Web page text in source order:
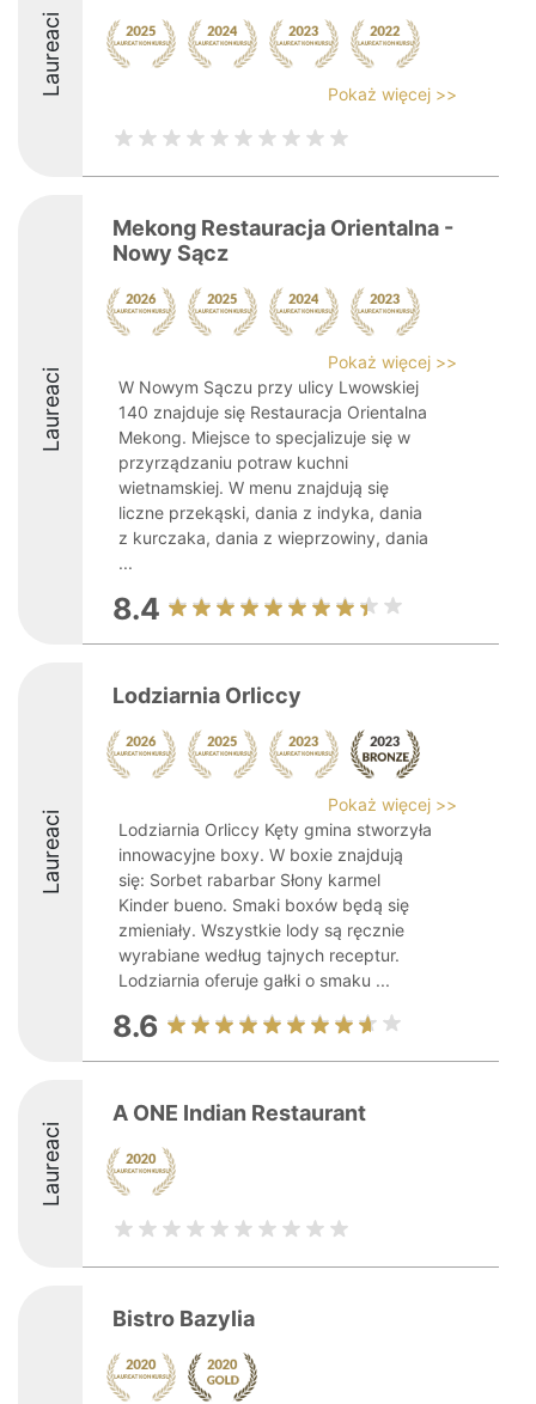
Laureaci Pokaż więcej >>
Laureaci
Mekong Restauracja Orientalna -
Nowy Sącz
Pokaż więcej >>
W Nowym Sączu przy ulicy Lwowskiej
140 znajduje się Restauracja Orientalna
Mekong. Miejsce to specjalizuje się w
przyrządzaniu potraw kuchni
wietnamskiej. W menu znajdują się
liczne przekąski, dania z indyka, dania
z kurczaka, dania z wieprzowiny, dania
...
8.4
Laureaci
Lodziarnia Orliccy
Pokaż więcej >>
Lodziarnia Orliccy Kęty gmina stworzyła
innowacyjne boxy. W boxie znajdują
się: Sorbet rabarbar Słony karmel
Kinder bueno. Smaki boxów będą się
zmieniały. Wszystkie lody są ręcznie
wyrabiane według tajnych receptur.
Lodziarnia oferuje gałki o smaku ...
8.6
Laureaci
A ONE Indian Restaurant
Bistro Bazylia